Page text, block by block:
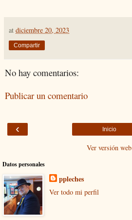
at diciembre 20, 2023
Compartir
No hay comentarios:
Publicar un comentario
‹ Inicio
Ver versión web
Datos personales
ppleches
Ver todo mi perfil